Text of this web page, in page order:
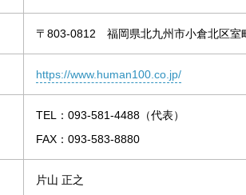
〒803-0812 福岡県北九州市小倉北区室
https://www.human100.co.jp/
TEL：093-581-4488（代表）
FAX：093-583-8880
片山 正之